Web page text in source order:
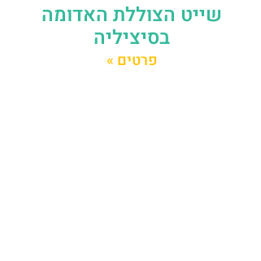
שייט הצוללת האדומה
בסיציליה
פרטים »